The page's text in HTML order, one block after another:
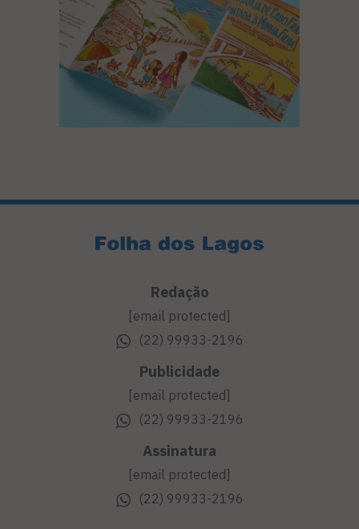
Redação
[email protected]
(22) 99933-2196
Publicidade
[email protected]
(22) 99933-2196
Assinatura
[email protected]
(22) 99933-2196